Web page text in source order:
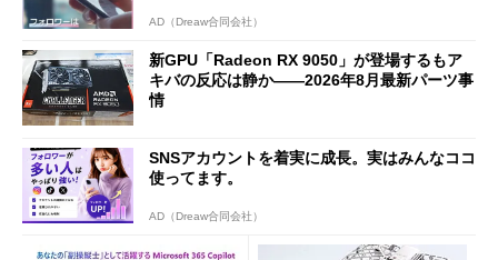
AD（Dreaw合同会社）
新GPU「Radeon RX 9050」が登場するもア
キバの反応は静か――2026年8月最新パーツ事
情
SNSアカウントを着実に成長。実はみんなココ
使ってます。
AD（Dreaw合同会社）